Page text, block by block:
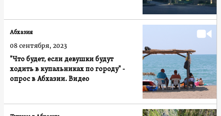
"Что будет, если девушки будут
ходить в купальниках по городу" -
опрос в Абхазии. Видео
Абхазия
08 сентября, 2023